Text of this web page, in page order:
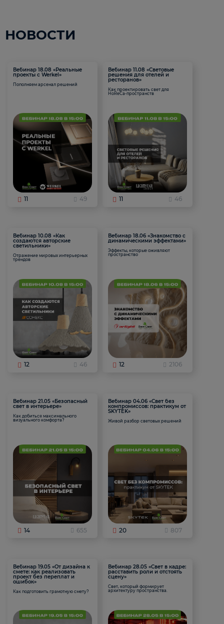
НОВОСТИ
Вебинар 18.08 «Реальные
проекты с Werkel»
Пополняем арсенал решений
11 49
Вебинар 11.08 «Световые
решения для отелей и
ресторанов»
Как проектировать свет для
HoReCa-пространств
11 46
Вебинар 10.08 «Как
создаются авторские
светильники»
Отражение мировых интерьерных
трендов
12 46
Вебинар 18.06 «Знакомство с
динамическими эффектами»
Эффекты, которые оживляют
пространство
12 2106
Вебинар 21.05 «Безопасный
свет в интерьере»
Как добиться максимального
визуального комфорта?
14 655
Вебинар 04.06 «Свет без
компромиссов: практикум от
SKYTEK»
Живой разбор световых решений
20 807
Вебинар 19.05 «От дизайна к
смете: как реализовать
проект без переплат и
ошибок»
Как подготовить грамотную смету?
Вебинар 28.05 «Свет в кадре:
расставить роли и отстоять
сцену»
Свет, который формирует
архитектуру пространства.